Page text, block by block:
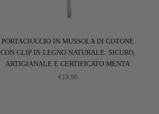
PORTACIUCCIO IN MUSSOLA DI COTONE
CON CLIP IN LEGNO NATURALE: SICURO,
ARTIGIANALE E CERTIFICATO MENTA
PREZZO SCONTATO
€19,90